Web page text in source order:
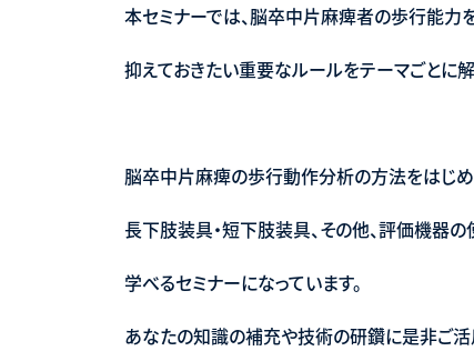
本セミナーでは、脳卒中片麻痺者の歩行能力
抑えておきたい重要なルールをテーマごとに解
脳卒中片麻痺の歩行動作分析の方法をはじめ
長下肢装具・短下肢装具、その他、評価機器
学べるセミナーになっています。
あなたの知識の補充や技術の研鑽に是非ご活